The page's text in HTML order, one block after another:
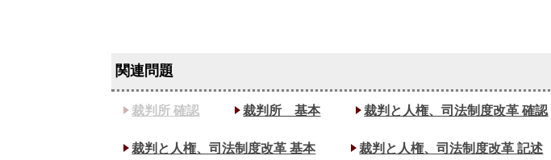
裁判所 確認 裁判所 基本 裁判と人権、司法制度改革 確認
裁判と人権、司法制度改革 基本 裁判と人権、司法制度改革 記述